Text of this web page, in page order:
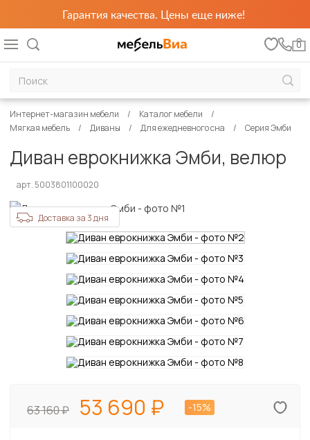
Гарантия качества. Цены еще ниже!
0
Интернет-магазин мебели
Каталог мебели
Мягкая мебель
Диваны Для ежедневного сна Серия Эмби
Диван еврокнижка Эмби, велюр
арт. 5003801100020
Доставка за 3 дня
63 160 53 690 -15%